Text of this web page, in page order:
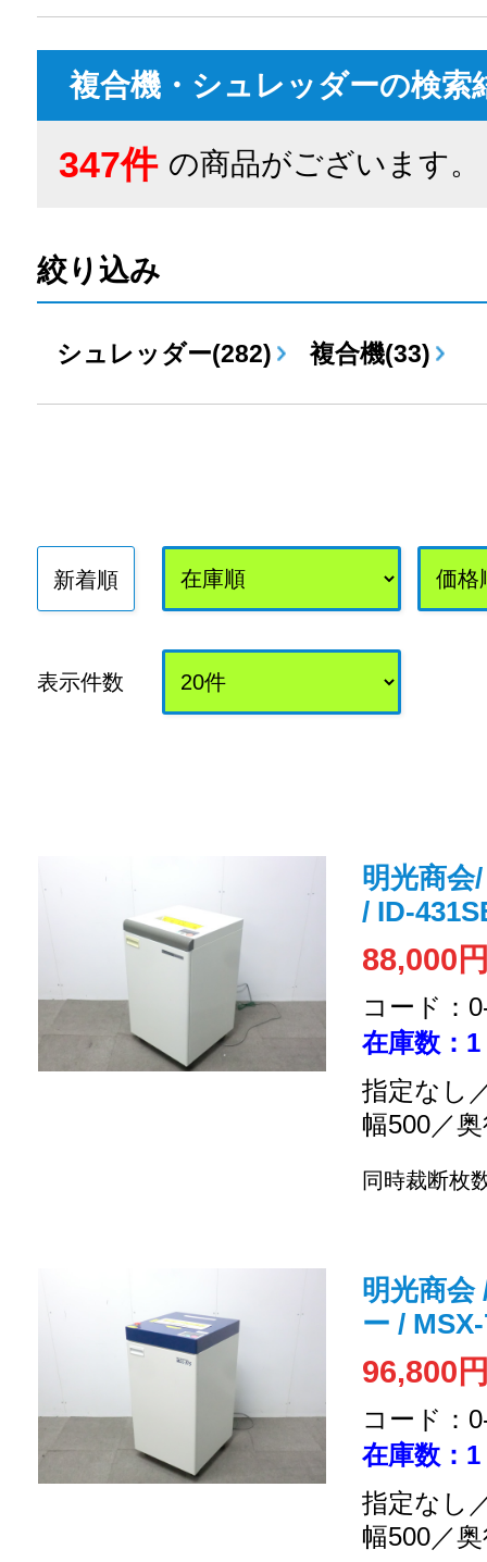
複合機・シュレッダーの検索
347件 の商品がございます。
絞り込み
シュレッダー(282) 複合機(33)
新着順
表示件数
明光商会
/ ID-
88,000
コード：
在庫数：1
指定なし
幅500／
同時裁断枚
明光商会
ー /
96,800
コード：
在庫数：1
指定なし
幅500／